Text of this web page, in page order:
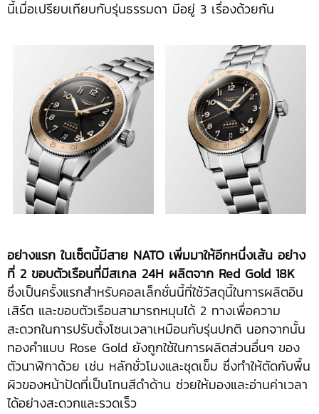
นี้เมื่อเปรียบเทียบกับรุ่นธรรมดา มีอยู่ 3 เรื่องด้วยกัน
อย่างแรก ในเซ็ตนี้มีสาย NATO เพิ่มมาให้อีกหนึ่งเส้น อย่าง
ที่ 2 ขอบตัวเรือนที่มีสเกล 24H ผลิตจาก Red Gold 18K
ซึ่งเป็นครั้งแรกสำหรับคอลเล็กชั่นนี้ที่ใช้วัสดุนี้ในการผลิตอิน
เสิร์ต และขอบตัวเรือนสามารถหมุนได้ 2 ทางเพื่อความ
สะดวกในการปรับตั้งโซนเวลาเหมือนกับรุ่นปกติ นอกจากนั้น
ทองคำแบบ Rose Gold ยังถูกใช้ในการผลิตส่วนอื่นๆ ของ
ตัวนาฬิกาด้วย เช่น หลักชั่วโมงและชุดเข็ม ซึ่งทำให้ตัดกับพื้น
ผิวของหน้าปัดที่เป็นโทนสีดำด้าน ช่วยให้มองและอ่านค่าเวลา
ได้อย่างสะดวกและรวดเร็ว